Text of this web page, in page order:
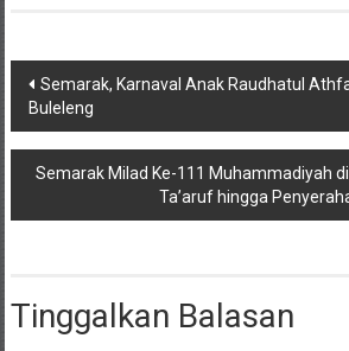
Navigasi
pos
Semarak, Karnaval Anak Raudhatul
Buleleng
Semarak Milad Ke-111 Muhammadiyah
Ta’aruf hingga
Tinggalkan Balasan